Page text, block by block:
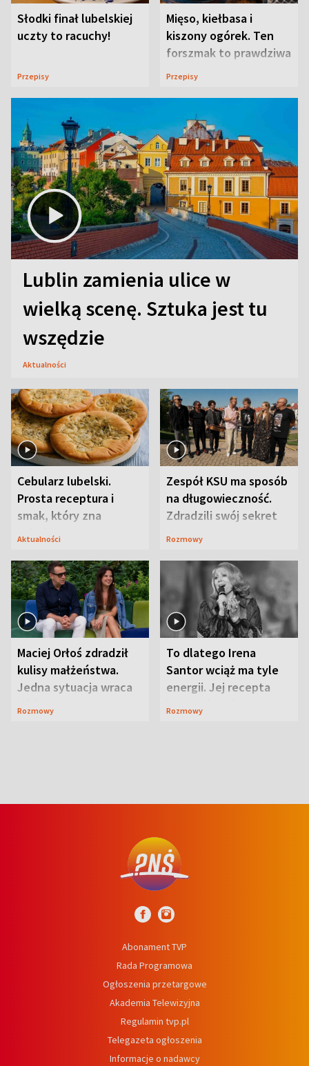
Słodki finał lubelskiej
uczty to racuchy!
Przepisy
Mięso, kiełbasa i
kiszony ogórek. Ten
forszmak to prawdziwa
uczta
Przepisy
Lublin zamienia ulice w
wielką scenę. Sztuka jest tu
wszędzie
Aktualności
Cebularz lubelski.
Prosta receptura i
smak, który zna
Lubelszczyzna
Aktualności
Zespół KSU ma sposób
na długowieczność.
Zdradzili swój sekret
Rozmowy
Maciej Orłoś zdradził
kulisy małżeństwa.
Jedna sytuacja wraca
jak bumerang
Rozmowy
To dlatego Irena
Santor wciąż ma tyle
energii. Jej recepta
jest zaskakująco
Rozmowy
Abonament TVP
Rada Programowa
Ogłoszenia przetargowe
Akademia Telewizyjna
Regulamin tvp.pl
Telegazeta ogłoszenia
Informacje o nadawcy